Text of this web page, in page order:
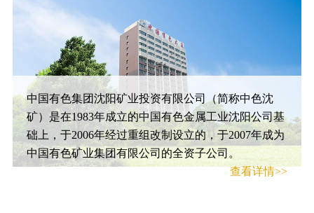
中国有色集团沈阳矿业投资有限公司（简称中色沈
矿）是在1983年成立的中国有色金属工业沈阳公司基
础上，于2006年经过重组改制设立的，于2007年成为
中国有色矿业集团有限公司的全资子公司。
查看详情>>